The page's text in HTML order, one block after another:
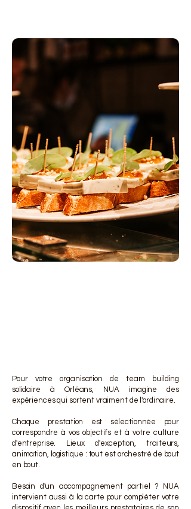
Pour votre organisation de team building
solidaire à Orléans, NUA imagine des
expériences qui sortent vraiment de l'ordinaire.
Chaque prestation est sélectionnée pour
correspondre à vos objectifs et à votre culture
d'entreprise. Lieux d'exception, traiteurs,
animation, logistique : tout est orchestré de bout
en bout.
Besoin d'un accompagnement partiel ? NUA
intervient aussi à la carte pour compléter votre